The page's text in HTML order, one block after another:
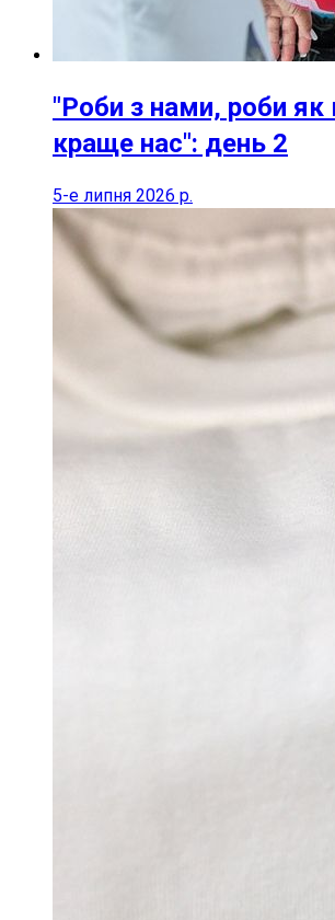
"Роби з нами, роби як
краще нас": день 2
5-е липня 2026 р.